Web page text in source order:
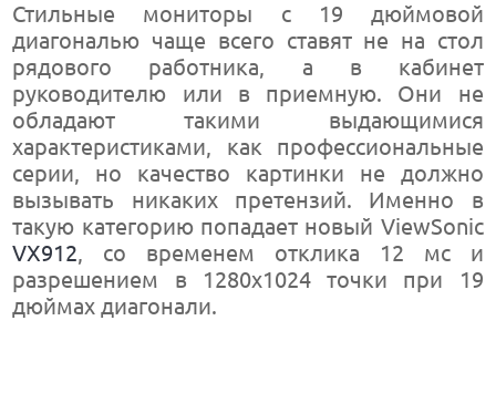
Стильные мониторы с 19 дюймовой
диагональю чаще всего ставят не на стол
рядового работника, а в кабинет
руководителю или в приемную. Они не
обладают такими выдающимися
характеристиками, как профессиональные
серии, но качество картинки не должно
вызывать никаких претензий. Именно в
такую категорию попадает новый ViewSonic
VX912, со временем отклика 12 мс и
разрешением в 1280х1024 точки при 19
дюймах диагонали.